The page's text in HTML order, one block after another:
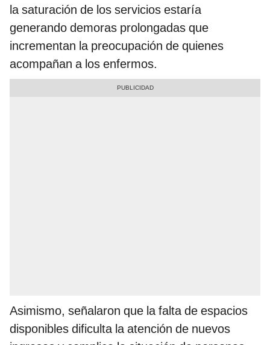
la saturación de los servicios estaría
generando demoras prolongadas que
incrementan la preocupación de quienes
acompañan a los enfermos.
Asimismo, señalaron que la falta de espacios
disponibles dificulta la atención de nuevos